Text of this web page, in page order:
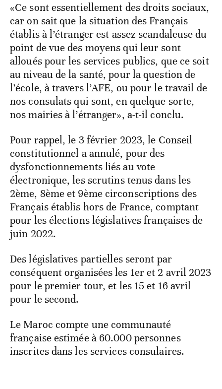
«Ce sont essentiellement des droits sociaux,
car on sait que la situation des Français
établis à l’étranger est assez scandaleuse du
point de vue des moyens qui leur sont
alloués pour les services publics, que ce soit
au niveau de la santé, pour la question de
l’école, à travers l’AFE, ou pour le travail de
nos consulats qui sont, en quelque sorte,
nos mairies à l’étranger», a-t-il conclu.
Pour rappel, le 3 février 2023, le Conseil
constitutionnel a annulé, pour des
dysfonctionnements liés au vote
électronique, les scrutins tenus dans les
2ème, 8ème et 9ème circonscriptions des
Français établis hors de France, comptant
pour les élections législatives françaises de
juin 2022.
Des législatives partielles seront par
conséquent organisées les 1er et 2 avril 2023
pour le premier tour, et les 15 et 16 avril
pour le second.
Le Maroc compte une communauté
française estimée à 60.000 personnes
inscrites dans les services consulaires.